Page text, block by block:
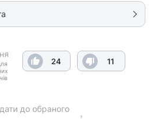
24 11
до обраного